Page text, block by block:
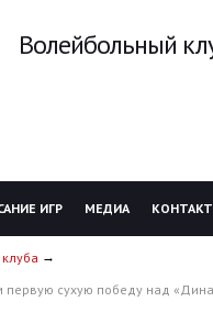
Волейбольный
ИГР МЕДИА
первую сухую победу над